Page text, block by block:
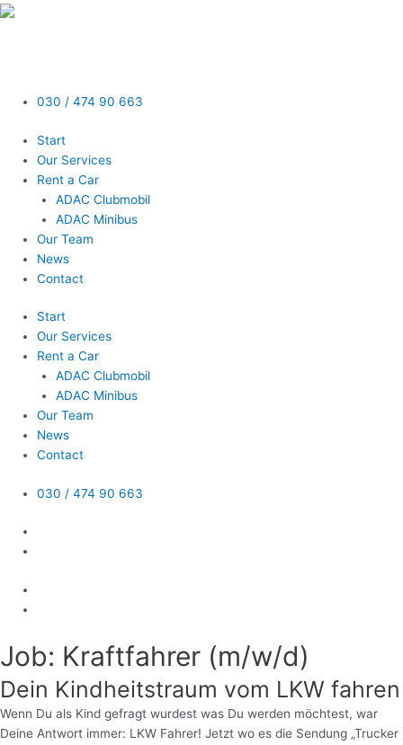
Skip
030 / 474 90 663
Start
Our Services
Rent a Car
ADAC Clubmobil
ADAC Minibus
Our Team
News
Contact
Start
Our Services
Rent a Car
ADAC Clubmobil
ADAC Minibus
Our Team
News
Contact
030 / 474 90 663
Job: Kraftfahrer (m/w/d)
Dein Kindheitstraum vom LKW fahren
Wenn Du als Kind gefragt wurdest was Du werden möchtest, war
Deine Antwort immer: LKW Fahrer! Jetzt wo es die Sendung „Trucker